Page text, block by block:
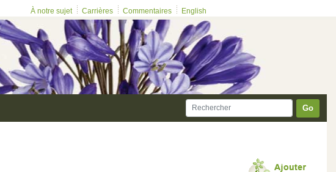
À notre sujet Carrières Commentaires English
Go